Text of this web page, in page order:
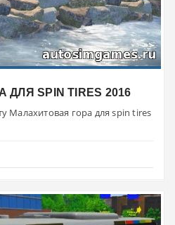
SPIN TIRES 2016
Малахитовая гора для spin tires